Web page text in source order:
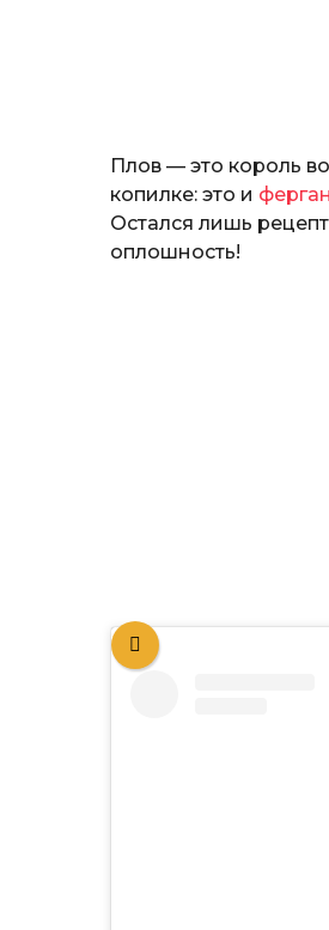
е
р
к
л
Плов — это король
копилке: это и
Остался лишь
оплошность!